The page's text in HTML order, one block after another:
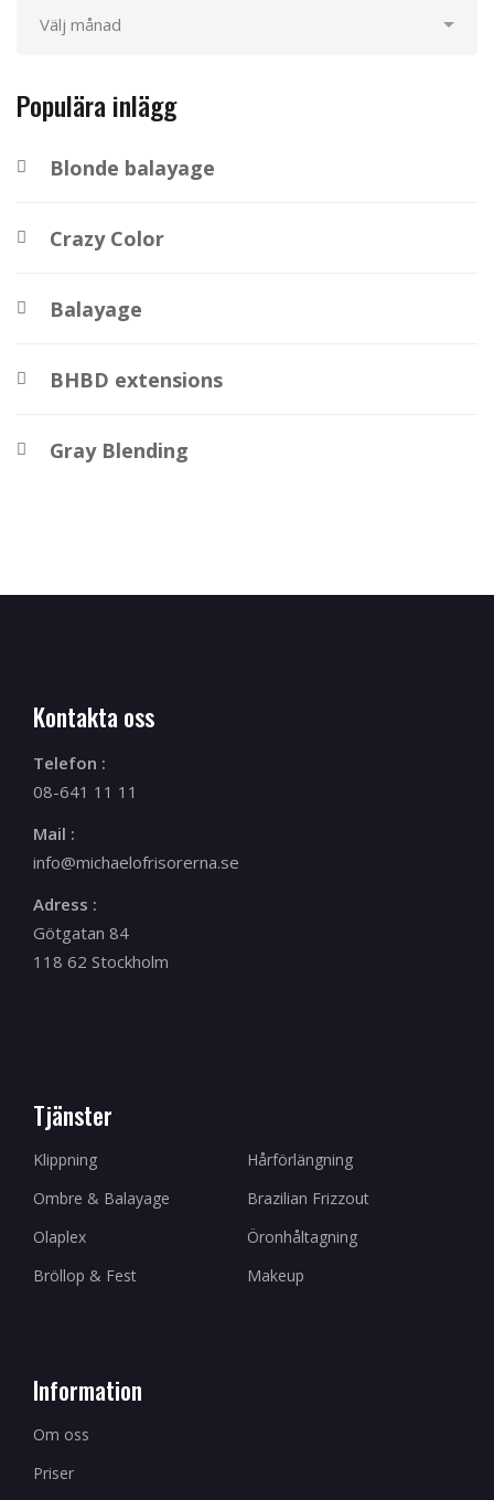
Populära inlägg
Blonde balayage
Crazy Color
Balayage
BHBD extensions
Gray Blending
Kontakta oss
Telefon :
08-641 11 11
Mail :
info@michaelofrisorerna.se
Adress :
Götgatan 84
118 62 Stockholm
Tjänster
Klippning
Hårförlängning
Ombre & Balayage
Brazilian Frizzout
Olaplex
Öronhåltagning
Bröllop & Fest
Makeup
Information
Om oss
Priser